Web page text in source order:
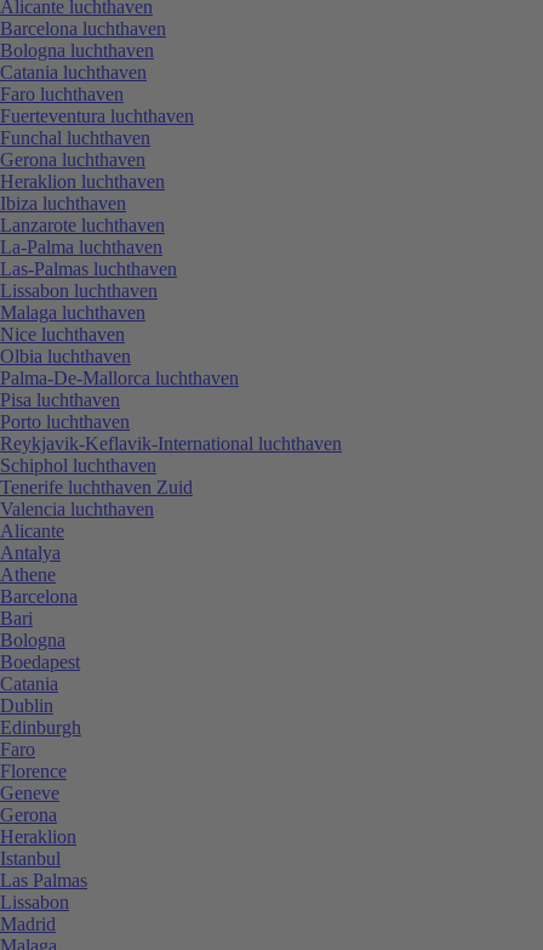
Alicante luchthaven
Barcelona luchthaven
Bologna luchthaven
Catania luchthaven
Faro luchthaven
Fuerteventura luchthaven
Funchal luchthaven
Gerona luchthaven
Heraklion luchthaven
Ibiza luchthaven
Lanzarote luchthaven
La-Palma luchthaven
Las-Palmas luchthaven
Lissabon luchthaven
Malaga luchthaven
Nice luchthaven
Olbia luchthaven
Palma-De-Mallorca luchthaven
Pisa luchthaven
Porto luchthaven
Reykjavik-Keflavik-International luchthaven
Schiphol luchthaven
Tenerife luchthaven Zuid
Valencia luchthaven
Alicante
Antalya
Athene
Barcelona
Bari
Bologna
Boedapest
Catania
Dublin
Edinburgh
Faro
Florence
Geneve
Gerona
Heraklion
Istanbul
Las Palmas
Lissabon
Madrid
Malaga